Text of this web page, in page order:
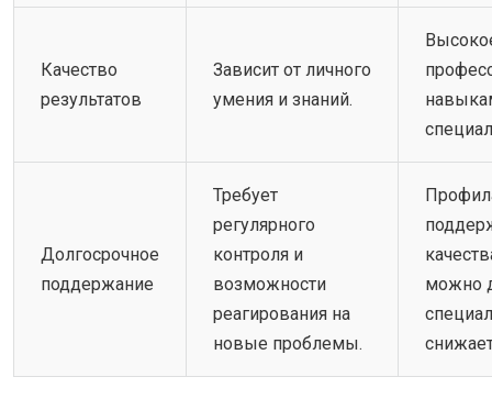
Качество
результатов
Зависит от личного
умения и знаний.
Долгосрочное
поддержание
Требует
регулярного
контроля и
возможности
реагирования на
новые проблемы.
можно